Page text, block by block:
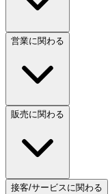
営業に関わる
販売に関わる
接客/サービスに関わる